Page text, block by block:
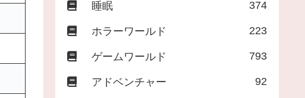
睡眠 374
ホラーワールド 223
ゲームワールド 793
アドベンチャー 92